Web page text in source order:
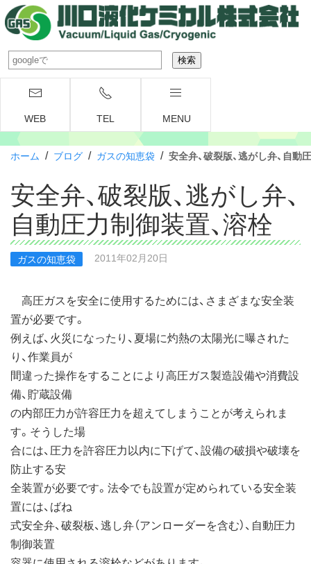
WEB TEL MENU
ホーム / ブログ / ガスの知恵袋 / 安全弁、破裂版、逃がし弁、自動
安全弁、破裂版、逃がし弁、
自動圧力制御装置、溶栓
ガスの知恵袋 2011年02月20日
高圧ガスを安全に使用するためには、さまざまな安全装
置が必要です。
例えば、火災になったり、夏場に灼熱の太陽光に曝された
り、作業員が
間違った操作をすることにより高圧ガス製造設備や消費設
備、貯蔵設備
の内部圧力が許容圧力を超えてしまうことが考えられま
す。そうした場
合には、圧力を許容圧力以内に下げて、設備の破損や破壊を
防止する安
全装置が必要です。法令でも設置が定められている安全装
置には、ばね
式安全弁、破裂板、逃し弁（アンローダーを含む）、自動圧力
制御装置